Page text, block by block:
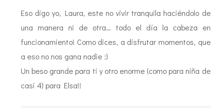
Eso digo yo, Laura, este no vivir tranquila haciéndolo de
una manera ni de otra… todo el día la cabeza en
funcionamiento! Como dices, a disfrutar momentos, que
a eso no nos gana nadie :)
Un beso grande para ti y otro enorme (como para niña de
casi 4) para Elsa!!